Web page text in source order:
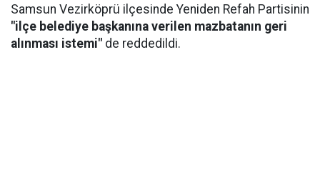
Samsun Vezirköprü ilçesinde Yeniden Refah Partisinin
"ilçe belediye başkanına verilen mazbatanın geri
alınması istemi" de reddedildi.